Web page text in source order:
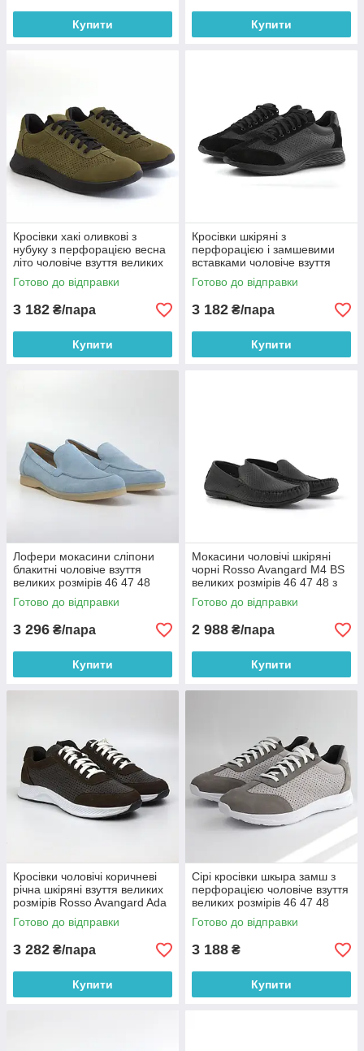
Купити Купити
Кросівки хакі оливкові з
нубуку з перфорацією весна
літо чоловіче взуття великих
розмірів 46 47 48 49 50
DolGa BS
Готово до відправки
3 182 ₴/пара
Купити
Кросівки шкіряні з
перфорацією і замшевими
вставками чоловіче взуття
великих розмірів 46 47 48
Rosso Avangard DolGa Black
Готово до відправки
3 182 ₴/пара
Купити
Лофери мокасини сліпони
блакитні чоловіче взуття
великих розмірів 46 47 48
весна літо повсякденне
Rosso Avangard Estiva Blue
Готово до відправки
3 296 ₴/пара
Купити
Мокасини чоловічі шкіряні
чорні Rosso Avangard M4 BS
великих розмірів 46 47 48 з
перфорацією літнє взуття
Готово до відправки
2 988 ₴/пара
Купити
Кросівки чоловічі коричневі
річна шкіряні взуття великих
розмірів Rosso Avangard Ada
Perf Leath Brown BS
Готово до відправки
3 282 ₴/пара
Купити
Сірі кросівки шкыра замш з
перфорацією чоловіче взуття
великих розмірів 46 47 48
весна літо Rosso Avangard
DolGa Grey Vel Perf BS
Готово до відправки
3 188 ₴
Купити